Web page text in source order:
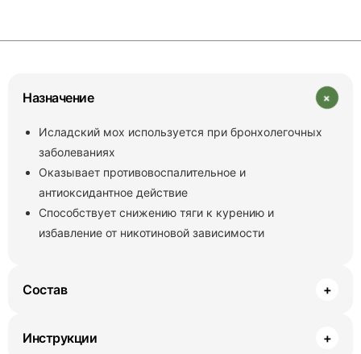
Назначение +
Исладский мох используется при бронхолегочных
заболеваниях
Оказывает противовоспалительное и
антиоксидантное действие
Способствует снижению тяги к курению и
избавление от никотиновой зависимости
Состав +
Инструкции +